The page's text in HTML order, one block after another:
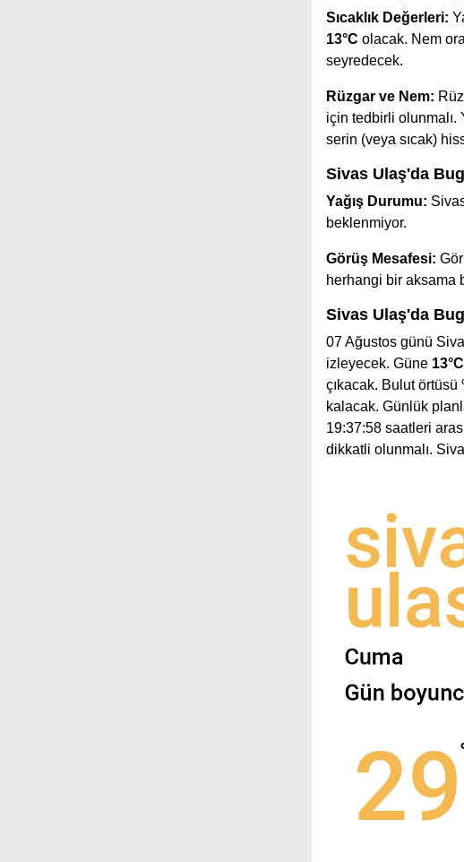
Sıcaklık Değerleri:
13°C olacak. Nem
seyredecek.
Rüzgar ve Nem:
için tedbirli olunmalı.
serin (veya sıcak)
Sivas Ulaş'da
Yağış Durumu:
beklenmiyor.
Görüş Mesafesi:
herhangi bir aksama
Sivas Ulaş'da
07 Ağustos günü
izleyecek. Güne 13°C
çıkacak. Bulut örtüsü
kalacak. Günlük
19:37:58 saatleri
dikkatli olunmalı.